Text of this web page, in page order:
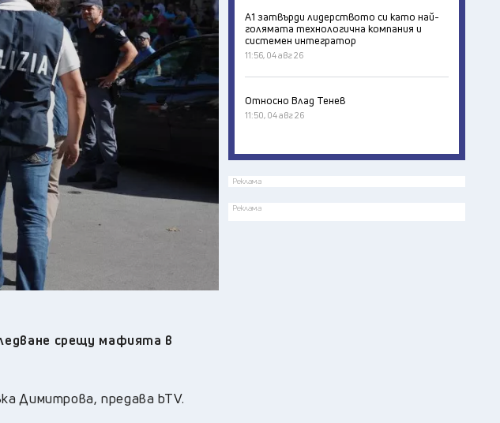
срещу мафията в
Димитрова, предава bTV.
А1 затвърди лидерството си като най-
голямата технологична компания и
системен интегратор
11:56, 04 авг 26
Относно Влад Тенев
11:50, 04 авг 26
Реклама
Реклама